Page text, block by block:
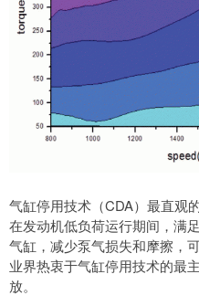
气缸停用技术（CDA）最直观
在发动机低负荷运行期间，满
气缸，减少泵气损失和摩擦，
业界热衷于气缸停用技术的最
放。